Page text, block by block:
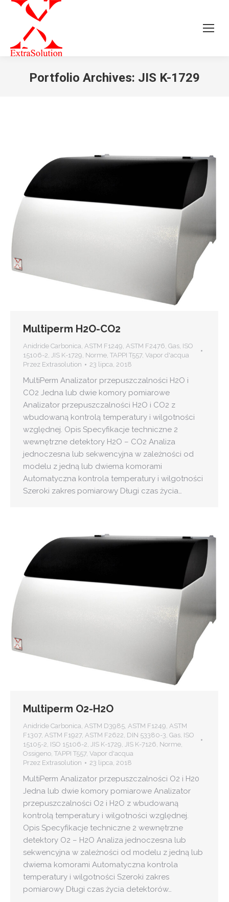
Portfolio Archives: JIS K-1729
Multiperm H2O-CO2
Anidride Carbonica, ASTM F1249, ASTM F2476, Gas, ISO
15106-2, JIS K-1729, Norme, TAPPI T557, Vapor d'acqua
Przez Extrasolution 23 lipca, 2018
MultiPerm Analizator przepuszczalności H2O i
CO2 Jedna lub dwie komory pomiarowe
Analizator przepuszczalności H2O i CO2 z
wbudowaną kontrolą temperatury i wilgotności
względnej. Opis Specyfikacje techniczne 2
wewnętrzne detektory H2O – CO2 Analiza
jednoczesna lub sekwencyjna w zależności od
modelu z jedną lub dwiema komorami
Automatyczna kontrola temperatury i wilgotności
Szeroki zakres pomiarowy Długi czas życia…
Multiperm O2-H2O
Anidride Carbonica, ASTM D3985, ASTM F1249, ASTM
F1307, ASTM F1927, ASTM F2622, DIN 53380-3, Gas, ISO
15105-2, ISO 15106-2, JIS K-1729, JIS K-7126, Norme,
Ossigeno, TAPPI T557, Vapor d'acqua
Przez Extrasolution 23 lipca, 2018
MultiPerm Analizator przepuszczalności O2 i H20
Jedna lub dwie komory pomiarowe Analizator
przepuszczalności O2 i H2O z wbudowaną
kontrolą temperatury i wilgotności względnej.
Opis Specyfikacje techniczne 2 wewnętrzne
detektory O2 – H2O Analiza jednoczesna lub
sekwencyjna w zależności od modelu z jedną lub
dwiema komorami Automatyczna kontrola
temperatury i wilgotności Szeroki zakres
pomiarowy Długi czas życia detektorów…